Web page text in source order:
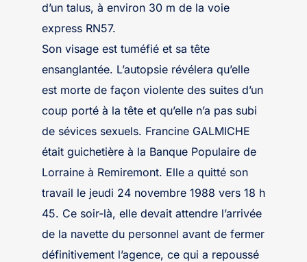
d’un talus, à environ 30 m de la voie
express RN57.
Son visage est tuméfié et sa tête
ensanglantée. L’autopsie révélera qu’elle
est morte de façon violente des suites d’un
coup porté à la tête et qu’elle n’a pas subi
de sévices sexuels. Francine GALMICHE
était guichetière à la Banque Populaire de
Lorraine à Remiremont. Elle a quitté son
travail le jeudi 24 novembre 1988 vers 18 h
45. Ce soir-là, elle devait attendre l’arrivée
de la navette du personnel avant de fermer
définitivement l’agence, ce qui a repoussé